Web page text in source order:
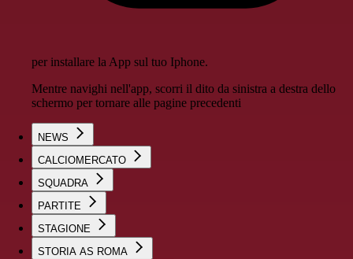
per installare la App sul tuo Iphone.
Mentre navighi nell'app, scorri il dito da sinistra a destra dello
schermo per tornare alle pagine precedenti
NEWS
CALCIOMERCATO
SQUADRA
PARTITE
STAGIONE
STORIA AS ROMA